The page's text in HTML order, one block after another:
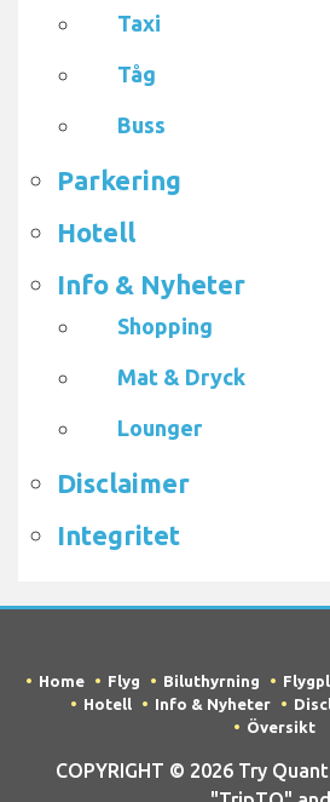
Taxi
Tåg
Buss
Parkering
Hotell
Info & Nyheter
Shopping
Mat & Dryck
Lounger
Disclaimer
Integritet
Home Flyg Biluthyrning
Hotell
Info & Nyheter
Översikt
COPYRIGHT © 2026 Try